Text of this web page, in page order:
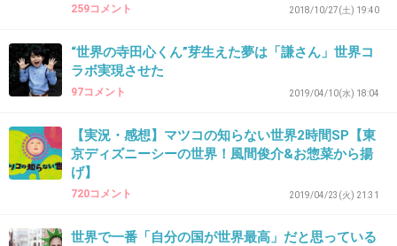
＞＞かぜの原因の多くはウイルス感染であり、
細菌を殺す抗生物質は効かないことがわかって
います。そのうえ、抗生物質を濫用することに
より、体内に薬の効かない耐性菌ができてしま
う危険性も指摘されている。
保険があって行く頻度がどうこうの話じゃない
259コメント 2018/10/27(土) 19:40
“世界の寺田心くん”芽生えた夢は「謙さん」世界コ
ラボ実現させた
97コメント 2019/04/10(水) 18:04
【実況・感想】マツコの知らない世界2時間SP【東
京ディズニーシーの世界！風間俊介&お惣菜から揚
げ】
720コメント 2019/04/23(火) 21:31
世界で一番「自分の国が世界最高」だと思っている